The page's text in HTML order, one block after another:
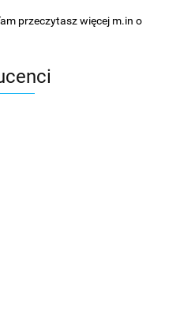
przeczytasz więcej m.in o